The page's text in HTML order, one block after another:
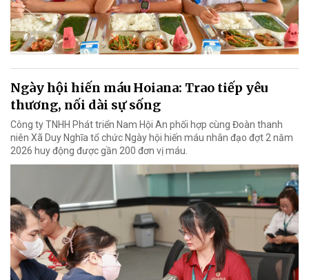
Ngày hội hiến máu Hoiana: Trao tiếp yêu
thương, nối dài sự sống
Công ty TNHH Phát triển Nam Hội An phối hợp cùng Đoàn thanh
niên Xã Duy Nghĩa tổ chức Ngày hội hiến máu nhân đạo đợt 2 năm
2026 huy động được gần 200 đơn vị máu.